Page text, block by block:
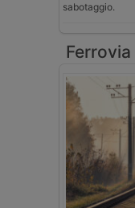
sabotaggio.
Ferrovia